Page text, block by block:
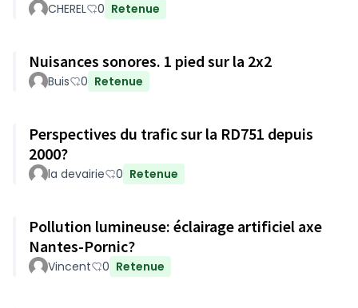
CHEREL 0 Retenue
Nuisances sonores. 1 pied sur la 2x2
Buis 0 Retenue
Perspectives du trafic sur la RD751 depuis
2000?
la devairie 0 Retenue
Pollution lumineuse: éclairage artificiel axe
Nantes-Pornic?
Vincent 0 Retenue